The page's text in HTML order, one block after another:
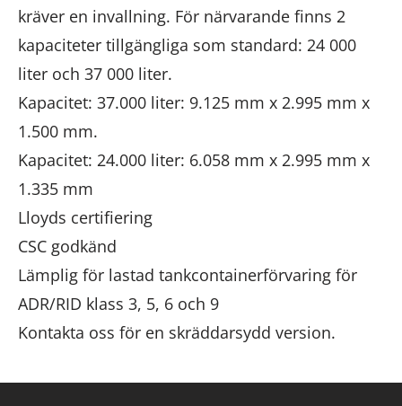
kräver en invallning. För närvarande finns 2
kapaciteter tillgängliga som standard: 24 000
liter och 37 000 liter.
Kapacitet: 37.000 liter: 9.125 mm x 2.995 mm x
1.500 mm.
Kapacitet: 24.000 liter: 6.058 mm x 2.995 mm x
1.335 mm
Lloyds certifiering
CSC godkänd
Lämplig för lastad tankcontainerförvaring för
ADR/RID klass 3, 5, 6 och 9
Kontakta oss för en skräddarsydd version.